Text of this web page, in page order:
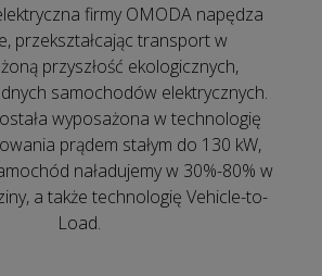
firmy OMODA napędza
przekształcając transport w
przyszłość ekologicznych,
samochodów elektrycznych.
wyposażona w technologię
prądem stałym do 130 kW,
naładujemy w 30%-80% w
a także technologię Vehicle-to-
Load.